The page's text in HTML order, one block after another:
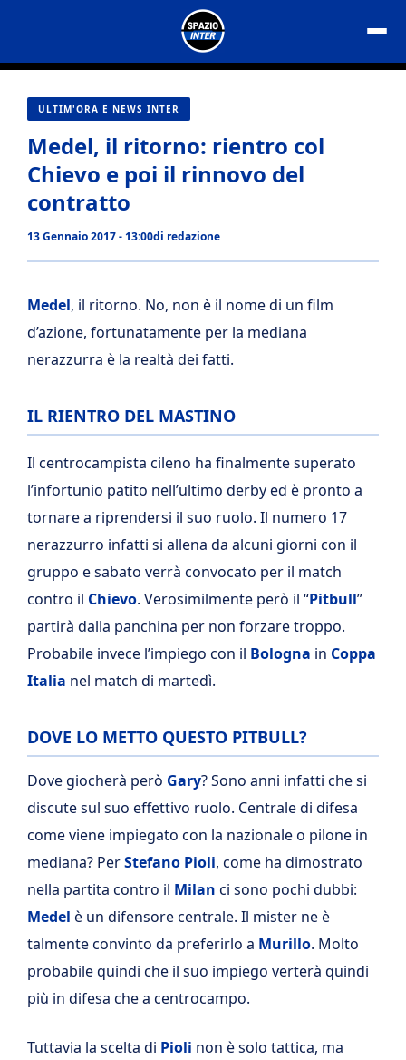
contenuto
ULTIM'ORA E NEWS INTER
Medel, il ritorno: rientro col
Chievo e poi il rinnovo del
contratto
13 Gennaio 2017 - 13:00di redazione
Medel, il ritorno. No, non è il nome di un film
d’azione, fortunatamente per la mediana
nerazzurra è la realtà dei fatti.
IL RIENTRO DEL MASTINO
Il centrocampista cileno ha finalmente superato
l’infortunio patito nell’ultimo derby ed è pronto a
tornare a riprendersi il suo ruolo. Il numero 17
nerazzurro infatti si allena da alcuni giorni con il
gruppo e sabato verrà convocato per il match
contro il Chievo. Verosimilmente però il “Pitbull”
partirà dalla panchina per non forzare troppo.
Probabile invece l’impiego con il Bologna in Coppa
Italia nel match di martedì.
DOVE LO METTO QUESTO PITBULL?
Dove giocherà però Gary? Sono anni infatti che si
discute sul suo effettivo ruolo. Centrale di difesa
come viene impiegato con la nazionale o pilone in
mediana? PerStefano Pioli, come ha dimostrato
nella partita contro il Milan ci sono pochi dubbi:
Medel è un difensore centrale. Il mister ne è
talmente convinto da preferirlo a Murillo. Molto
probabile quindi che il suo impiego verterà quindi
più in difesa che a centrocampo.
Tuttavia la scelta di Pioli non è solo tattica, ma